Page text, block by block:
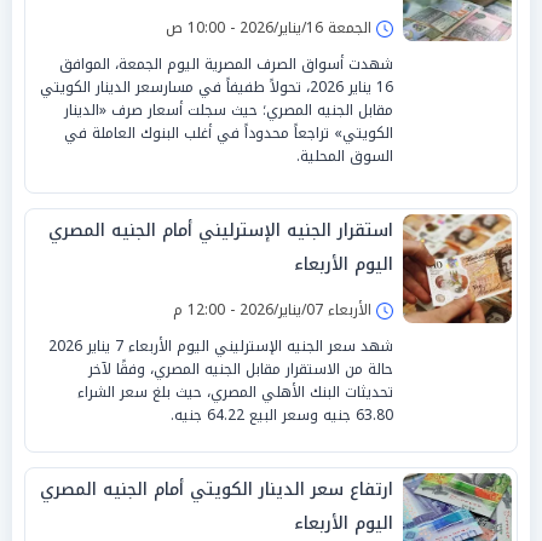
الجمعة 16/يناير/2026 - 10:00 ص
شهدت أسواق الصرف المصرية اليوم الجمعة، الموافق
16 يناير 2026، تحولاً طفيفاً في مسارسعر الدينار الكويتي
مقابل الجنيه المصري؛ حيث سجلت أسعار صرف «الدينار
الكويتي» تراجعاً محدوداً في أغلب البنوك العاملة في
السوق المحلية.
استقرار الجنيه الإسترليني أمام الجنيه المصري
اليوم الأربعاء
الأربعاء 07/يناير/2026 - 12:00 م
شهد سعر الجنيه الإسترليني اليوم الأربعاء 7 يناير 2026
حالة من الاستقرار مقابل الجنيه المصري، وفقًا لآخر
تحديثات البنك الأهلي المصري، حيث بلغ سعر الشراء
63.80 جنيه وسعر البيع 64.22 جنيه.
ارتفاع سعر الدينار الكويتي أمام الجنيه المصري
اليوم الأربعاء